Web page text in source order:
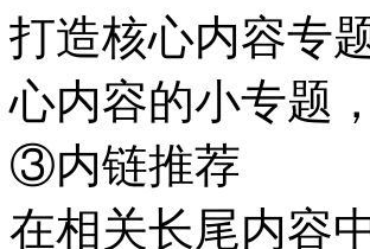
打造核心内容专
心内容的小专题
③内链推荐
在相关长尾内容